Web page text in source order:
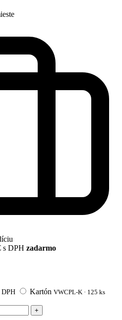
s DPH zadarmo
DPH Kartón VWCPL-K · 125 ks
+